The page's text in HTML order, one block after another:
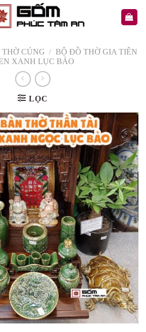
CÚNG / BỘ ĐỒ THỜ GIA TIÊN
XANH LỤC BẢO
LỌC